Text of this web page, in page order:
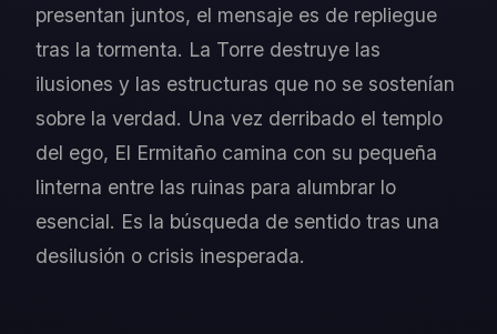
presentan juntos, el mensaje es de repliegue
tras la tormenta. La Torre destruye las
ilusiones y las estructuras que no se sostenían
sobre la verdad. Una vez derribado el templo
del ego, El Ermitaño camina con su pequeña
linterna entre las ruinas para alumbrar lo
esencial. Es la búsqueda de sentido tras una
desilusión o crisis inesperada.